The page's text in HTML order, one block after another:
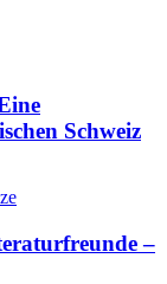
Schweiz
–